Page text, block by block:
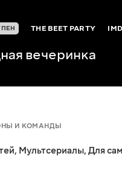
THE BEET PARTY
вечеринка
И КОМАНДЫ
, Мультсериалы, Для